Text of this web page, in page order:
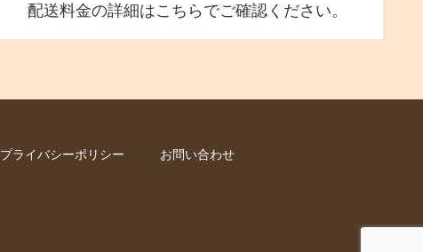
配送料金の詳細はこちら でご確認ください。
プライバシーポリシー お問い合わせ